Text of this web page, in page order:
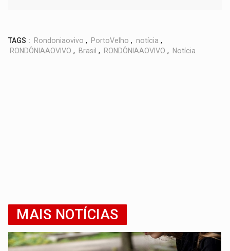
TAGS : Rondoniaovivo , PortoVelho , notícia ,
RONDÔNIAAOVIVO , Brasil , RONDÔNIAAOVIVO , Notícia
MAIS NOTÍCIAS